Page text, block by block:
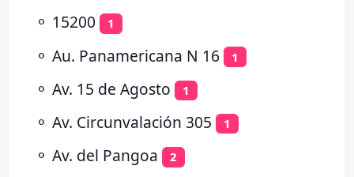
⚬ 15200 1
⚬ Au. Panamericana N 16 1
⚬ Av. 15 de Agosto 1
⚬ Av. Circunvalación 305 1
⚬ Av. del Pangoa 2